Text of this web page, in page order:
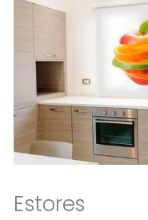
Estores